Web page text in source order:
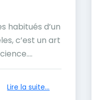
habitués d’un
c’est un art
Lire la suite...